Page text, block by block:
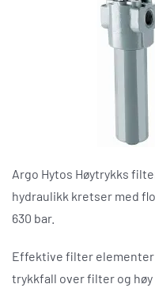
Argo Hytos Høytrykks
hydraulikk kretser med
630 bar.
Effektive filter
trykkfall over filter og